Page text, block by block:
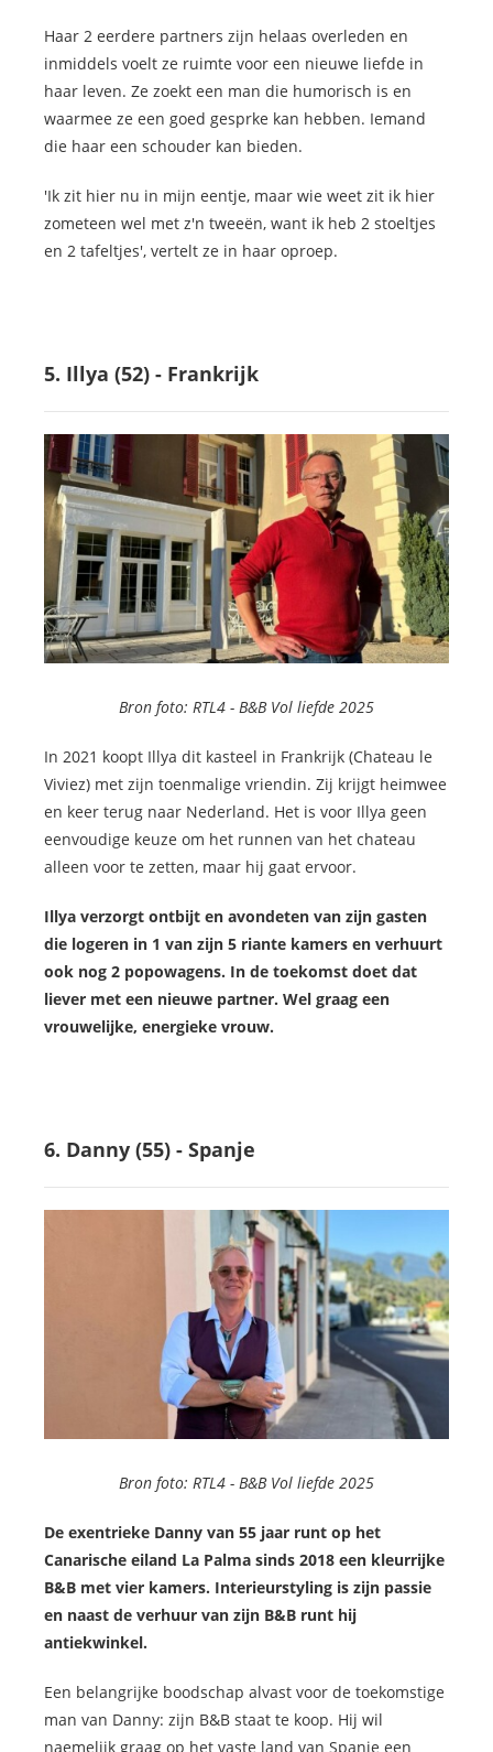
Haar 2 eerdere partners zijn helaas overleden en
inmiddels voelt ze ruimte voor een nieuwe liefde in
haar leven. Ze zoekt een man die humorisch is en
waarmee ze een goed gesprke kan hebben. Iemand
die haar een schouder kan bieden.
'Ik zit hier nu in mijn eentje, maar wie weet zit ik hier
zometeen wel met z'n tweeën, want ik heb 2 stoeltjes
en 2 tafeltjes', vertelt ze in haar oproep.
5. Illya (52) - Frankrijk
Bron foto: RTL4 - B&B Vol liefde 2025
In 2021 koopt Illya dit kasteel in Frankrijk (Chateau le
Viviez) met zijn toenmalige vriendin. Zij krijgt heimwee
en keer terug naar Nederland. Het is voor Illya geen
eenvoudige keuze om het runnen van het chateau
alleen voor te zetten, maar hij gaat ervoor.
Illya verzorgt ontbijt en avondeten van zijn gasten
die logeren in 1 van zijn 5 riante kamers en verhuurt
ook nog 2 popowagens. In de toekomst doet dat
liever met een nieuwe partner. Wel graag een
vrouwelijke, energieke vrouw.
6. Danny (55) - Spanje
Bron foto: RTL4 - B&B Vol liefde 2025
De exentrieke Danny van 55 jaar runt op het
Canarische eiland La Palma sinds 2018 een kleurrijke
B&B met vier kamers. Interieurstyling is zijn passie
en naast de verhuur van zijn B&B runt hij
antiekwinkel.
Een belangrijke boodschap alvast voor de toekomstige
man van Danny: zijn B&B staat te koop. Hij wil
naemelijk graag op het vaste land van Spanje een